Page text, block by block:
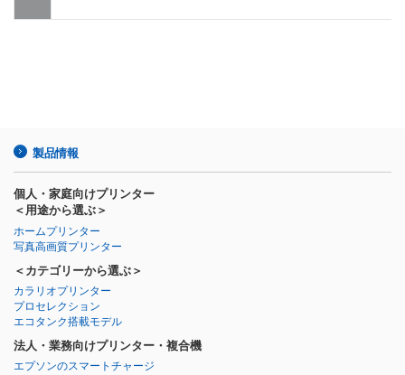
製品情報
個人・家庭向けプリンター
＜用途から選ぶ＞
ホームプリンター
写真高画質プリンター
＜カテゴリーから選ぶ＞
カラリオプリンター
プロセレクション
エコタンク搭載モデル
法人・業務向けプリンター・複合機
エプソンのスマートチャージ